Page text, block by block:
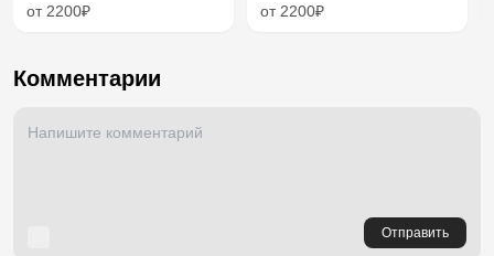
от 2200₽ от 2200₽
Комментарии
Отправить